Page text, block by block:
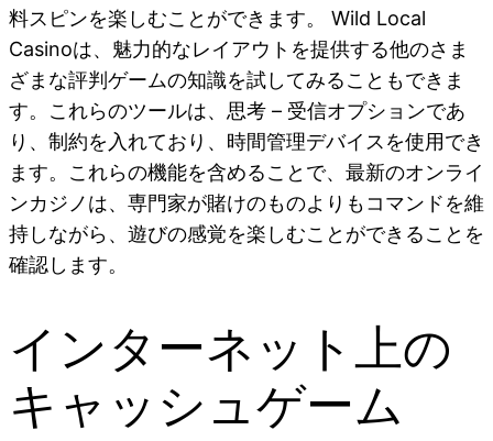
料スピンを楽しむことができます。 Wild Local
Casinoは、魅力的なレイアウトを提供する他のさま
ざまな評判ゲームの知識を試してみることもできま
す。これらのツールは、思考 – 受信オプションであ
り、制約を入れており、時間管理デバイスを使用でき
ます。これらの機能を含めることで、最新のオンライ
ンカジノは、専門家が賭けのものよりもコマンドを維
持しながら、遊びの感覚を楽しむことができることを
確認します。
インターネット上の
キャッシュゲーム